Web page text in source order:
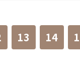
13 14